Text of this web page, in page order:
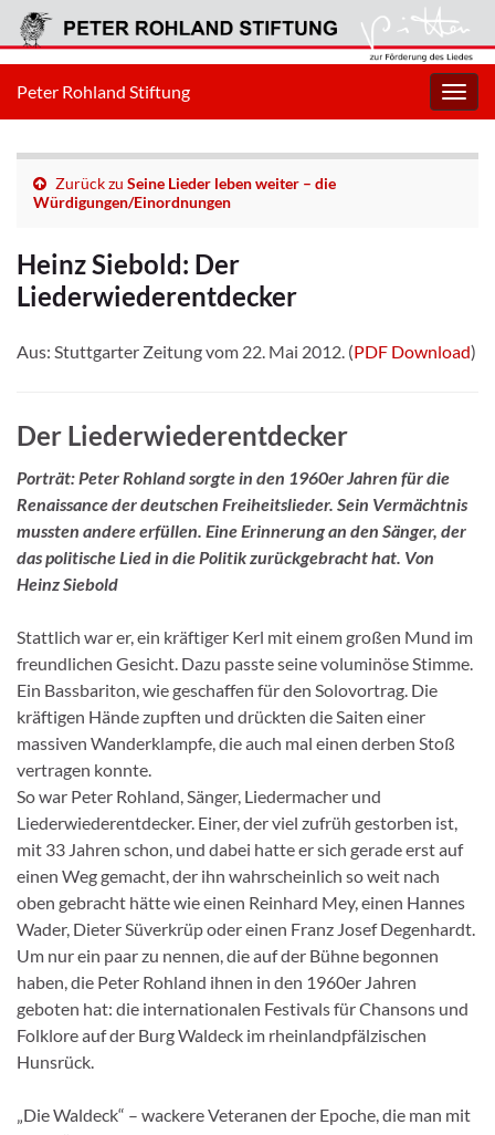
Peter Rohland Stiftung
Zurück zu Seine Lieder leben weiter – die
Würdigungen/Einordnungen
Heinz Siebold: Der
Liederwiederentdecker
Aus: Stuttgarter Zeitung vom 22. Mai 2012. (PDF Download)
Der Liederwiederentdecker
Porträt: Peter Rohland sorgte in den 1960er Jahren für die
Renaissance der deutschen Freiheitslieder. Sein Vermächtnis
mussten andere erfüllen. Eine Erinnerung an den Sänger, der
das politische Lied in die Politik zurückgebracht hat. Von
Heinz Siebold
Stattlich war er, ein kräftiger Kerl mit einem großen Mund im
freundlichen Gesicht. Dazu passte seine voluminö­se Stimme.
Ein Bassbariton, wie ge­schaffen für den Solovortrag. Die
kräftigen Hände zupften und drückten die Sai­ten einer
massiven Wanderklampfe, die auch mal einen derben Stoß
vertragen konnte.
So war Peter Rohland, Sänger, Liedermacher und
Liederwiederentdecker. Einer, der viel zufrüh gestorben ist,
mit 33 Jahren schon, und da­bei hatte er sich gerade erst auf
einen Weg gemacht, der ihn wahrscheinlich so weit nach
oben gebracht hätte wie einen Reinhard Mey, einen Hannes
Wader, Dieter Süverkrüp oder einen Franz Josef Degenhardt.
Um nur ein paar zu nennen, die auf der Bühne begonnen
haben, die Peter Rohland ihnen in den 1960er Jahren
geboten hat: die internationalen Festivals für Chansons und
Folklore auf der Burg Waldeck im rheinland­pfälzischen
Hunsrück.
„Die Waldeck“ – wackere Veteranen der Epo­che, die man mit